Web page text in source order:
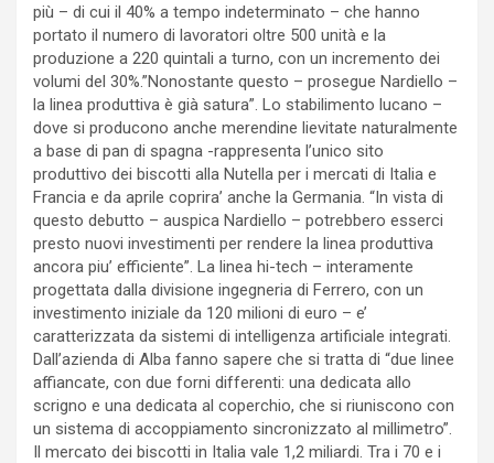
più – di cui il 40% a tempo indeterminato – che hanno
portato il numero di lavoratori oltre 500 unità e la
produzione a 220 quintali a turno, con un incremento dei
volumi del 30%.”Nonostante questo – prosegue Nardiello –
la linea produttiva è già satura”. Lo stabilimento lucano –
dove si producono anche merendine lievitate naturalmente
a base di pan di spagna -rappresenta l’unico sito
produttivo dei biscotti alla Nutella per i mercati di Italia e
Francia e da aprile coprira’ anche la Germania. “In vista di
questo debutto – auspica Nardiello – potrebbero esserci
presto nuovi investimenti per rendere la linea produttiva
ancora piu’ efficiente”. La linea hi-tech – interamente
progettata dalla divisione ingegneria di Ferrero, con un
investimento iniziale da 120 milioni di euro – e’
caratterizzata da sistemi di intelligenza artificiale integrati.
Dall’azienda di Alba fanno sapere che si tratta di “due linee
affiancate, con due forni differenti: una dedicata allo
scrigno e una dedicata al coperchio, che si riuniscono con
un sistema di accoppiamento sincronizzato al millimetro”.
Il mercato dei biscotti in Italia vale 1,2 miliardi. Tra i 70 e i